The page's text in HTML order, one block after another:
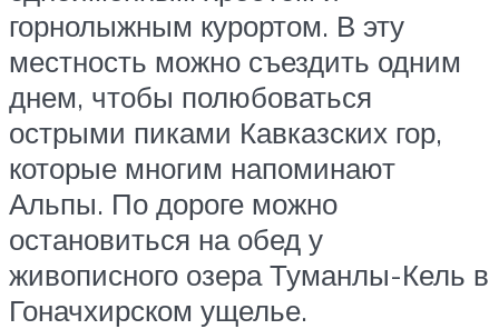
горнолыжным курортом. В эту
местность можно съездить одним
днем, чтобы полюбоваться
острыми пиками Кавказских гор,
которые многим напоминают
Альпы. По дороге можно
остановиться на обед у
живописного озера Туманлы-Кель в
Гоначхирском ущелье.